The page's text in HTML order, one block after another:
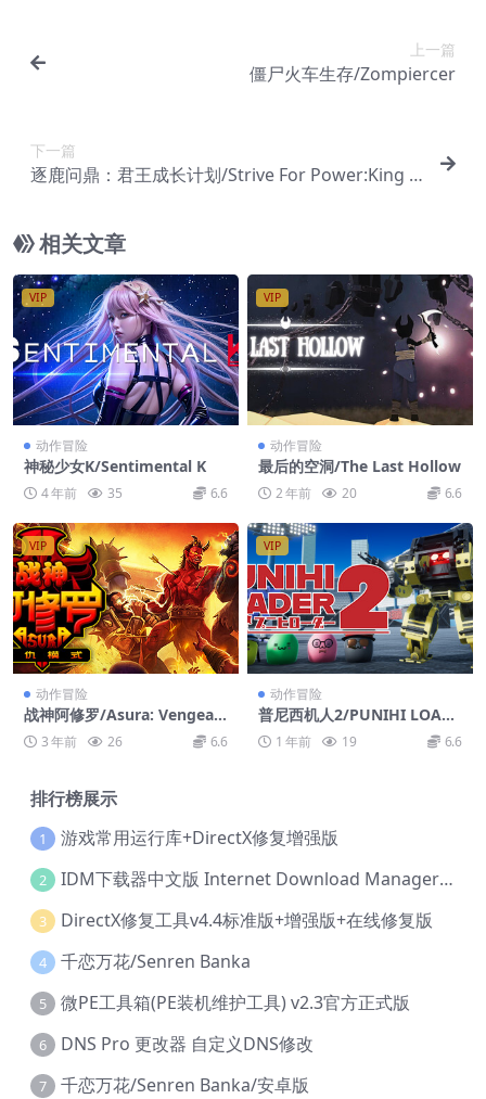
上一篇
僵尸火车生存/Zompiercer
下一篇
逐鹿问鼎：君王成长计划/Strive For Power:King G
相关文章
VIP
动作冒险
神秘少女K/Sentimental K
4 年前 35 6.6
VIP
动作冒险
最后的空洞/The Last Hollow
2 年前 20 6.6
VIP
动作冒险
战神阿修罗/Asura: Vengean
ce Edition
3 年前 26 6.6
VIP
动作冒险
普尼西机人2/PUNIHI LOADE
R 2 1 年前 19 6.6
排行榜展示
1 游戏常用运行库+DirectX修复增强版
2 IDM下载器中文版 Internet Download Manager v6.42.36 IDM
3 DirectX修复工具v4.4标准版+增强版+在线修复版
4 千恋万花/Senren Banka
5 微PE工具箱(PE装机维护工具) v2.3官方正式版
6 DNS Pro 更改器 自定义DNS修改
7 千恋万花/Senren Banka/安卓版